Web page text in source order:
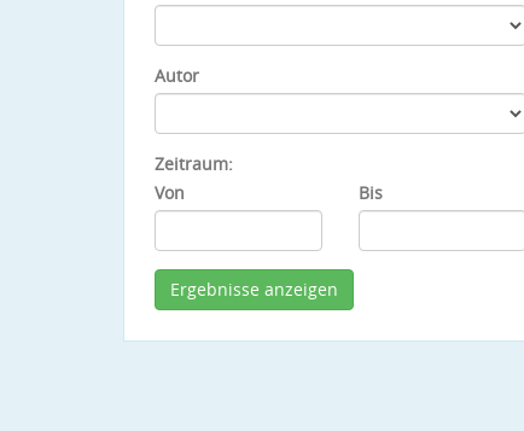
Autor
Zeitraum:
Von
Bis